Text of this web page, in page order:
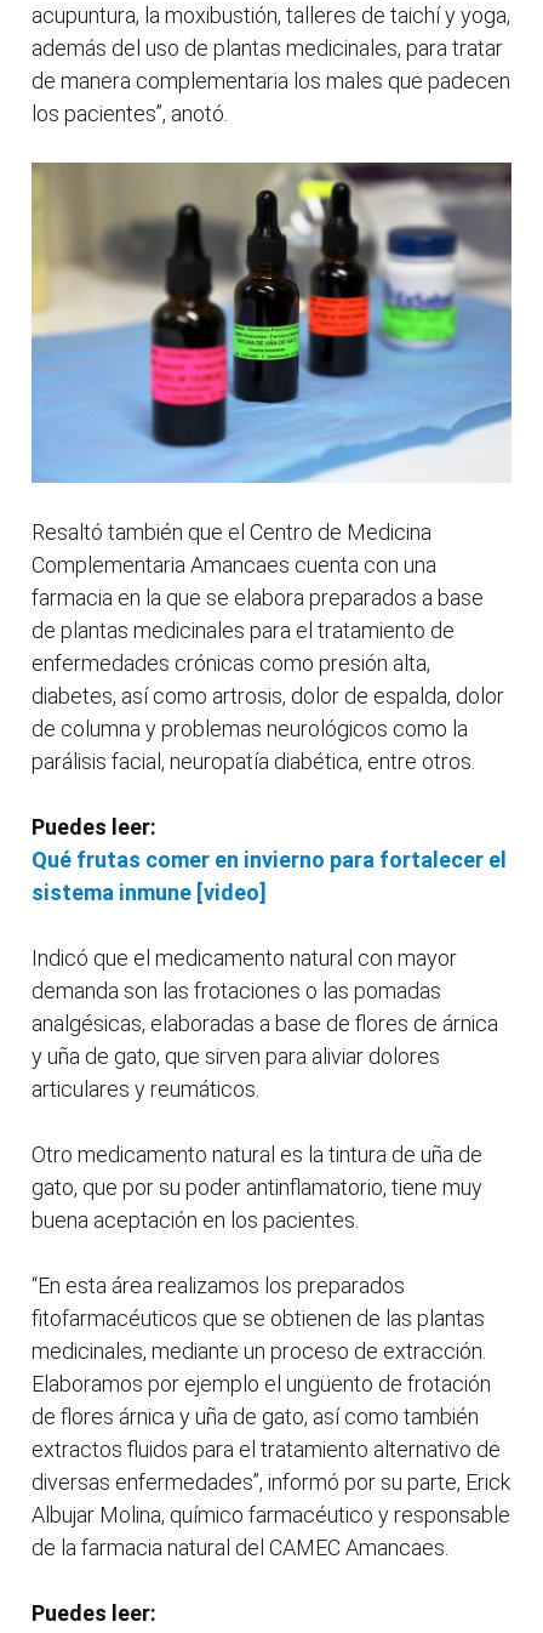
acupuntura, la moxibustión, talleres de taichí y yoga,
además del uso de plantas medicinales, para tratar
de manera complementaria los males que padecen
los pacientes”, anotó.
Resaltó también que el Centro de Medicina
Complementaria Amancaes cuenta con una
farmacia en la que se elabora preparados a base
de plantas medicinales para el tratamiento de
enfermedades crónicas como presión alta,
diabetes, así como artrosis, dolor de espalda, dolor
de columna y problemas neurológicos como la
parálisis facial, neuropatía diabética, entre otros.
Puedes leer:
Qué frutas comer en invierno para fortalecer el
sistema inmune [video]
Indicó que el medicamento natural con mayor
demanda son las frotaciones o las pomadas
analgésicas, elaboradas a base de flores de árnica
y uña de gato, que sirven para aliviar dolores
articulares y reumáticos.
Otro medicamento natural es la tintura de uña de
gato, que por su poder antinflamatorio, tiene muy
buena aceptación en los pacientes.
“En esta área realizamos los preparados
fitofarmacéuticos que se obtienen de las plantas
medicinales, mediante un proceso de extracción.
Elaboramos por ejemplo el ungüento de frotación
de flores árnica y uña de gato, así como también
extractos fluidos para el tratamiento alternativo de
diversas enfermedades”, informó por su parte, Erick
Albujar Molina, químico farmacéutico y responsable
de la farmacia natural del CAMEC Amancaes.
Puedes leer: